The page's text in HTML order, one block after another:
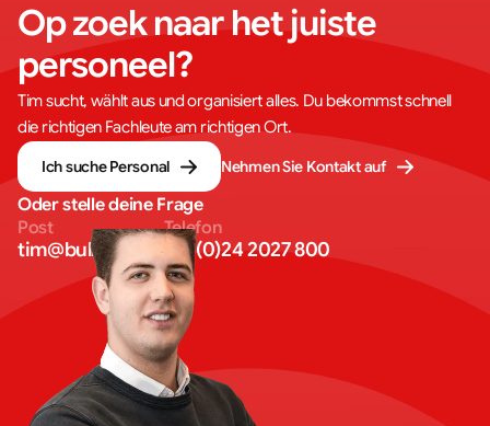
Op zoek naar het juiste
personeel?
Tim sucht, wählt aus und organisiert alles. Du bekommst schnell
die richtigen Fachleute am richtigen Ort.
Ich suche Personal Nehmen Sie Kontakt auf
Oder stelle deine Frage
Post
tim@bullseye.eu
Telefon
+31 (0)24 2027 800